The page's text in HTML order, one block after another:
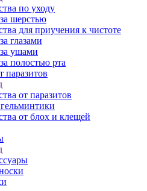
по уходу
шерстью
для приучения к чистоте
глазами
ушами
полостью рта
паразитов
от паразитов
от блох и клещей